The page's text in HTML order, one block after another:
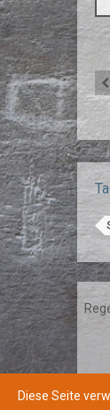
Diese Seite